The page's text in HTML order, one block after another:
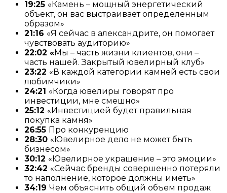
19:25 «Камень – мощный энергетический
объект, он вас выстраивает определенным
образом»
21:16 «Я сейчас в александрите, он помогает
чувствовать аудиторию»
22:02 «Мы – часть жизни клиентов, они –
часть нашей. Закрытый ювелирный клуб»
23:22 «В каждой категории камней есть свои
любимчики»
24:21 «Когда ювелиры говорят про
инвестиции, мне смешно»
25:12 «Инвестицией будет правильная
покупка камня»
26:55 Про конкуренцию
28:30 «Ювелирное дело не может быть
бизнесом»
30:12 «Ювелирное украшение – это эмоции»
32:42 «Сейчас бренды совершенно потеряли
то наполнение, которое должны иметь»
34:19 Чем объяснить общий объем продаж